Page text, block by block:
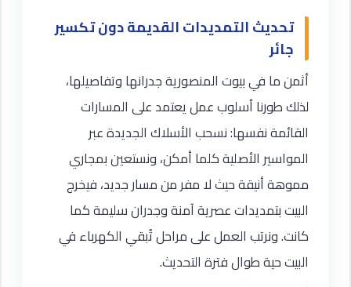
تحديث التمديدات القديمة دون تكسير
جائر
أثمن ما في بيوت المنصورية جدرانها وتفاصيلها،
لذلك طورنا أسلوب عمل يعتمد على المسارات
القائمة نفسها: نسحب الأسلاك الجديدة عبر
المواسير الأصلية كلما أمكن، ونستعين بمجاري
مموهة أنيقة حيث لا مفر من مسار جديد، فيخرج
البيت بتمديدات عصرية آمنة وجدران سليمة كما
كانت. ونرتب العمل على مراحل تُبقي الكهرباء في
البيت حية طوال فترة التحديث.